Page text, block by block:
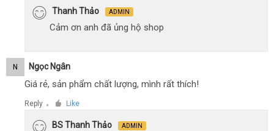
Thanh Thảo ADMIN
Cảm ơn anh đã ủng hộ shop
N Ngọc Ngân
Giá rẻ, sản phẩm chất lượng, mình rất thích!
Reply ● Like
BS Thanh Thảo ADMIN